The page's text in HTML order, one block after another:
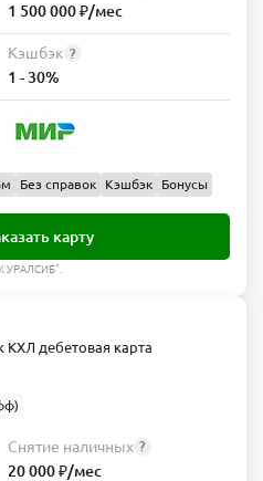
1 500 000 ₽/мес
Кэшбэк ?
1 - 30%
Без справок Кэшбэк Бонусы
карту
УРАЛСИБ".
КХЛ дебетовая карта
Снятие наличных ?
20 000 ₽/мес